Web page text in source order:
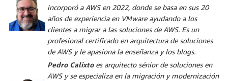
incorporó a AWS en 2022, donde se basa en sus 20
años de experiencia en VMware ayudando a los
clientes a migrar a las soluciones de AWS. Es un
profesional certificado en arquitectura de soluciones
de AWS y le apasiona la enseñanza y los blogs.
Pedro Calixtoes arquitecto sénior de soluciones en
AWS y se especializa en la migración y modernización